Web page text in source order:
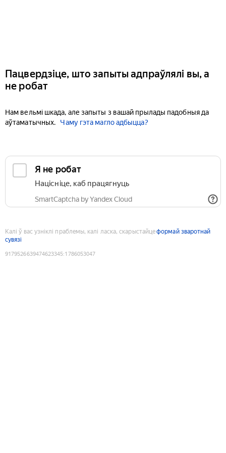
Пацвердзіце, што запыты адпраўлялі вы, а
не робат
Нам вельмі шкада, але запыты з вашай прылады падобныя да
аўтаматычных.
Чаму гэта магло адбыцца?
Я не робат
Націсніце, каб працягнуць
SmartCaptcha by Yandex Cloud
Калі ў вас узніклі праблемы, калі ласка, скарыстайцеформай зваротнай
сувязі
9179526639474623345:1786053047